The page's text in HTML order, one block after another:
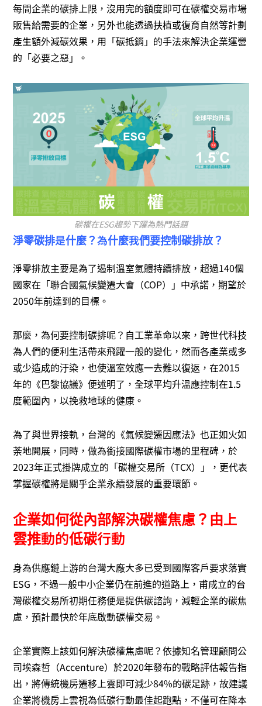
每間企業的碳排上限，沒用完的額度即可在碳權交易市場
販售給需要的企業，另外也能透過扶植或復育自然等計劃
產生額外減碳效果，用「碳抵銷」的手法來解決企業運營
的「必要之惡」。
碳權在ESG趨勢下躍為熱門話題
淨零碳排是什麼？為什麼我們要控制碳排放？
淨零排放主要是為了遏制溫室氣體持續排放，超過140個
國家在「聯合國氣候變遷大會（COP）」中承諾，期望於
2050年前達到的目標。
那麼，為何要控制碳排呢？自工業革命以來，跨世代科技
為人們的便利生活帶來飛躍一般的變化，然而各產業或多
或少造成的汙染，也使溫室效應一去難以復返，在2015
年的《巴黎協議》便述明了，全球平均升溫應控制在1.5
度範圍內，以挽救地球的健康。
為了與世界接軌，台灣的《氣候變遷因應法》也正如火如
荼地開展，同時，做為銜接國際碳權市場的里程碑，於
2023年正式掛牌成立的「碳權交易所（TCX）」，更代表
掌握碳權將是關乎企業永續發展的重要環節。
企業如何從內部解決碳權焦慮？由上
雲推動的低碳行動
身為供應鏈上游的台灣大廠大多已受到國際客戶要求落實
ESG，不過一般中小企業仍在前進的道路上，甫成立的台
灣碳權交易所初期任務便是提供碳諮詢，減輕企業的碳焦
慮，預計最快於年底啟動碳權交易。
企業實際上該如何解決碳權焦慮呢？依據知名管理顧問公
司埃森哲（Accenture）於2020年發布的戰略評估報告指
出，將傳統機房遷移上雲即可減少84%的碳足跡，故建議
企業將機房上雲視為低碳行動最佳起跑點，不僅可在降本